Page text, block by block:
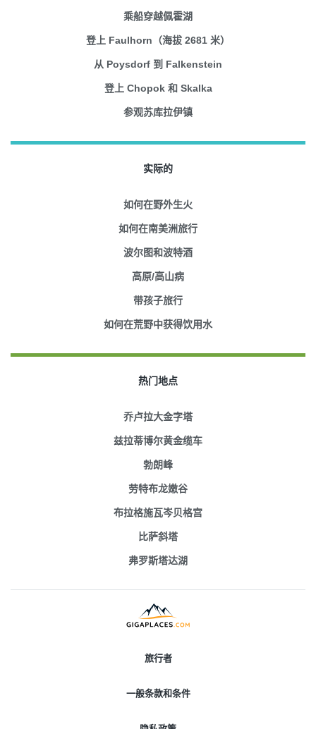
乘船穿越佩霍湖
登上 Faulhorn（海拔 2681 米）
从 Poysdorf 到 Falkenstein
登上 Chopok 和 Skalka
参观苏库拉伊镇
实际的
如何在野外生火
如何在南美洲旅行
波尔图和波特酒
高原/高山病
带孩子旅行
如何在荒野中获得饮用水
热门地点
乔卢拉大金字塔
兹拉蒂博尔黄金缆车
勃朗峰
劳特布龙嫩谷
布拉格施瓦岑贝格宫
比萨斜塔
弗罗斯塔达湖
旅行者
一般条款和条件